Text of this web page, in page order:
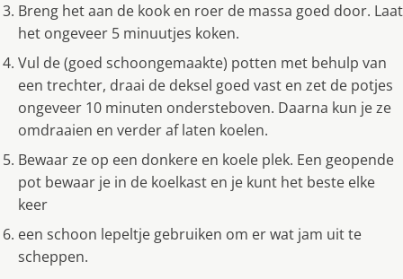
Breng het aan de kook en roer de massa goed door. Laat
het ongeveer 5 minuutjes koken.
Vul de (goed schoongemaakte) potten met behulp van
een trechter, draai de deksel goed vast en zet de potjes
ongeveer 10 minuten ondersteboven. Daarna kun je ze
omdraaien en verder af laten koelen.
Bewaar ze op een donkere en koele plek. Een geopende
pot bewaar je in de koelkast en je kunt het beste elke
keer
een schoon lepeltje gebruiken om er wat jam uit te
scheppen.